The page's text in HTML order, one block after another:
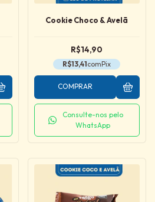
Cookie Choco & Avelã
R$14,90
R$13,41comPix
COMPRAR
Consulte-nos pelo
WhatsApp